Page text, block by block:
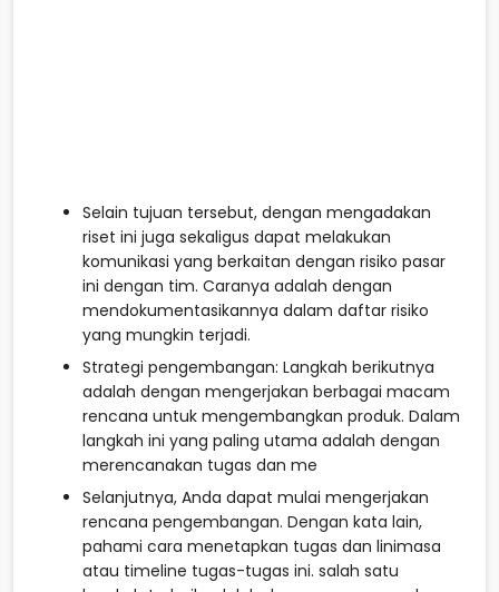
Selain tujuan tersebut, dengan mengadakan
riset ini juga sekaligus dapat melakukan
komunikasi yang berkaitan dengan risiko pasar
ini dengan tim. Caranya adalah dengan
mendokumentasikannya dalam daftar risiko
yang mungkin terjadi.
Strategi pengembangan: Langkah berikutnya
adalah dengan mengerjakan berbagai macam
rencana untuk mengembangkan produk. Dalam
langkah ini yang paling utama adalah dengan
merencanakan tugas dan me
Selanjutnya, Anda dapat mulai mengerjakan
rencana pengembangan. Dengan kata lain,
pahami cara menetapkan tugas dan linimasa
atau timeline tugas-tugas ini. salah satu